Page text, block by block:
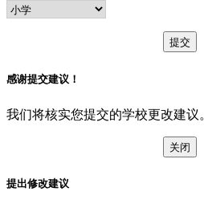
提交
感谢提交建议！
我们将核实您提交的学校更改建议。
关闭
提出修改建议